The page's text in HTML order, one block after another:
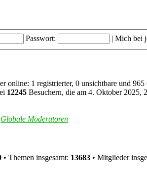
Passwort: | Mich bei
online: 1 registrierter, 0 unsichtbare und
12245 Besuchern, die am 4. Oktober 2025,
Globale Moderatoren
• Themen insgesamt: 13683 • Mitglieder